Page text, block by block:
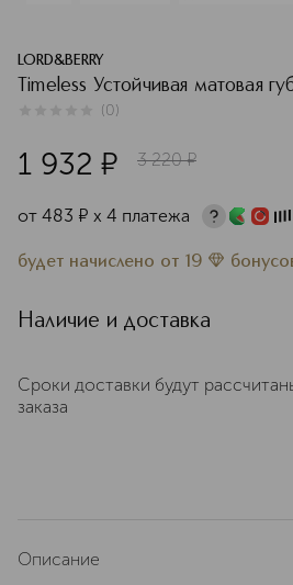
LORD&BERRY
Timeless Устойчивая матовая
(0)
1 932 ¤ 3 220 ¤
от 483 ¤ х 4 платежа
будет начислено от 19
Наличие и доставка
Сроки доставки будут
заказа
Описание